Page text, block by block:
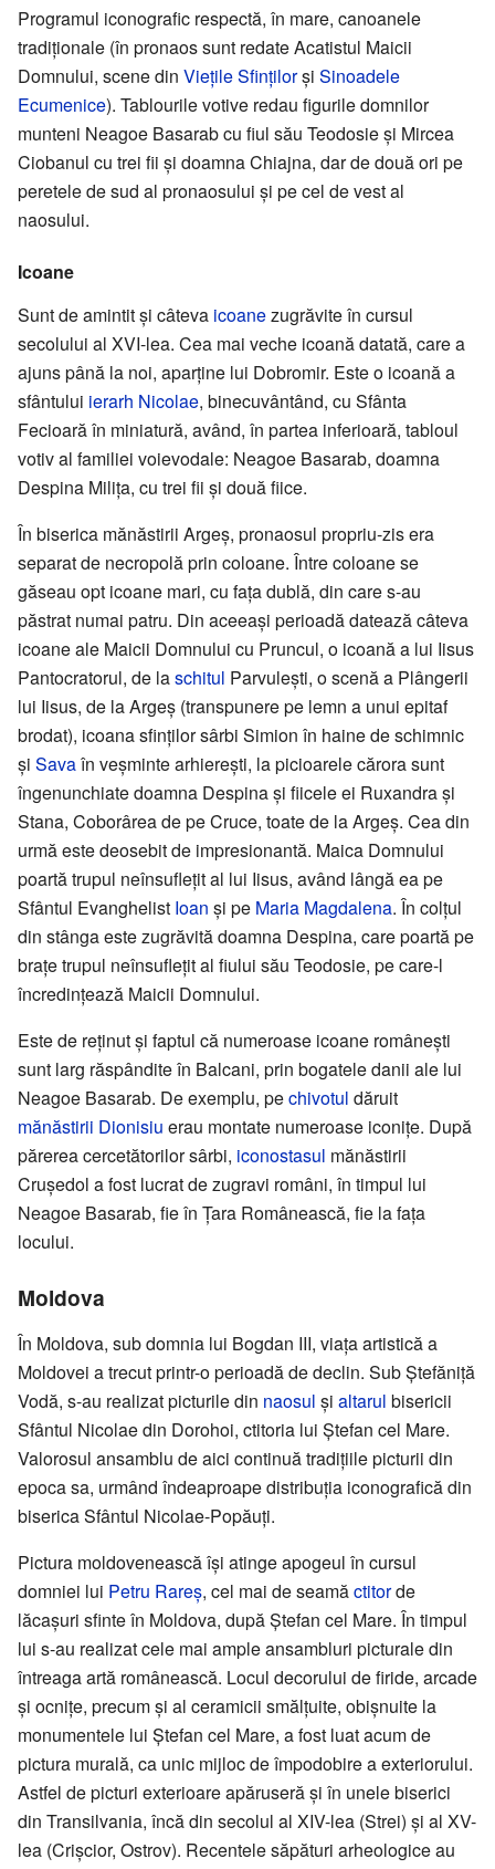
Programul iconografic respectă, în mare, canoanele
tradiționale (în pronaos sunt redate Acatistul Maicii
Domnului, scene din Viețile Sfințilorși Sinoadele
Ecumenice). Tablourile votive redau figurile domnilor
munteni Neagoe Basarab cu fiul său Teodosie și Mircea
Ciobanul cu trei fii și doamna Chiajna, dar de două ori pe
peretele de sud al pronaosului și pe cel de vest al
naosului.
Icoane
Sunt de amintit și câteva icoanezugrăvite în cursul
secolului al XVI-lea. Cea mai veche icoană datată, care a
ajuns până la noi, aparține lui Dobromir. Este o icoană a
sfântului ierarh Nicolae, binecuvântând, cu Sfânta
Fecioară în miniatură, având, în partea inferioară, tabloul
votiv al familiei voievodale: Neagoe Basarab, doamna
Despina Milița, cu trei fii și două fiice.
În biserica mănăstirii Argeș, pronaosul propriu-zis era
separat de necropolă prin coloane. Între coloane se
găseau opt icoane mari, cu fața dublă, din care s-au
păstrat numai patru. Din aceeași perioadă datează câteva
icoane ale Maicii Domnului cu Pruncul, o icoană a lui Iisus
Pantocratorul, de laschitul Parvulești, o scenă a Plângerii
lui Iisus, de la Argeș (transpunere pe lemn a unui epitaf
brodat), icoana sfinților sârbi Simion în haine de schimnic
și Savaîn veșminte arhierești, la picioarele cărora sunt
îngenunchiate doamna Despina și fiicele ei Ruxandra și
Stana, Coborârea de pe Cruce, toate de la Argeș. Cea din
urmă este deosebit de impresionantă. Maica Domnului
poartă trupul neînsuflețit al lui Iisus, având lângă ea pe
Sfântul Evanghelist Ioan și pe Maria Magdalena. În colțul
din stânga este zugrăvită doamna Despina, care poartă pe
brațe trupul neînsuflețit al fiului său Teodosie, pe care-l
încredințează Maicii Domnului.
Este de reținut și faptul că numeroase icoane românești
sunt larg răspândite în Balcani, prin bogatele danii ale lui
Neagoe Basarab. De exemplu, pechivotul dăruit
mănăstirii Dionisiu erau montate numeroase iconițe. După
părerea cercetătorilor sârbi, iconostasul mănăstirii
Cruședol a fost lucrat de zugravi români, în timpul lui
Neagoe Basarab, fie în Țara Românească, fie la fața
locului.
Moldova
În Moldova, sub domnia lui Bogdan III, viața artistică a
Moldovei a trecut printr-o perioadă de declin. Sub Ștefăniță
Vodă, s-au realizat picturile din naosul și altarul bisericii
Sfântul Nicolae din Dorohoi, ctitoria lui Ștefan cel Mare.
Valorosul ansamblu de aici continuă tradițiile picturii din
epoca sa, urmând îndeaproape distribuția iconografică din
biserica Sfântul Nicolae-Popăuți.
Pictura moldovenească își atinge apogeul în cursul
domniei lui Petru Rareș, cel mai de seamăctitorde
lăcașuri sfinte în Moldova, după Ștefan cel Mare. În timpul
lui s-au realizat cele mai ample ansambluri picturale din
întreaga artă românească. Locul decorului de firide, arcade
și ocnițe, precum și al ceramicii smălțuite, obișnuite la
monumentele lui Ștefan cel Mare, a fost luat acum de
pictura murală, ca unic mijloc de împodobire a exteriorului.
Astfel de picturi exterioare apăruseră și în unele biserici
din Transilvania, încă din secolul al XIV-lea (Strei) și al XV-
lea (Crișcior, Ostrov). Recentele săpături arheologice au